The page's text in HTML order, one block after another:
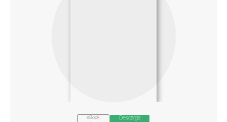
eBook Descarga